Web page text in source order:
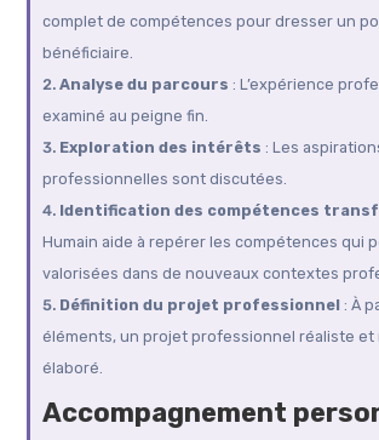
complet de compétences pour dresser un
bénéficiaire.
Analyse du parcours : L’expérience
examiné au peigne fin.
Exploration des intérêts : Les
professionnelles sont discutées.
Identification des compétences
Humain aide à repérer les compétences qui
valorisées dans de nouveaux contextes
Définition du projet professionnel: À
éléments, un projet professionnel réaliste et
élaboré.
Accompagnement